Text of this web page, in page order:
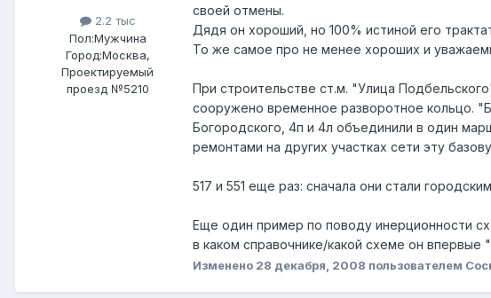
2.2 тыс
Пол:Мужчина
Город:Москва,
Проектируемый
проезд №5210
своей отмены.
Дядя он хороший, но 100% истиной его
То же самое про не менее хороших и
При строительстве ст.м. "Улица
сооружено временное разворотное кольцо.
Богородского, 4п и 4л объединили в один
ремонтами на других участках сети эту
517 и 551 еще раз: сначала они стали
Еще один пример по поводу инерционности
в каком справочнике/какой схеме он впервые
Изменено 28 декабря, 2008 пользователем